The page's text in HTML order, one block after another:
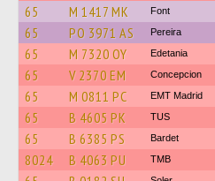
65 M 1417 MK Font
65 PO 3971 AS Pereira
65 M 7320 OY Edetania
65 V 2370 EM Concepcion
65 M 0811 PC EMT Madrid
65 B 4605 PK TUS
65 B 6385 PS Bardet
8024 B 4063 PU TMB